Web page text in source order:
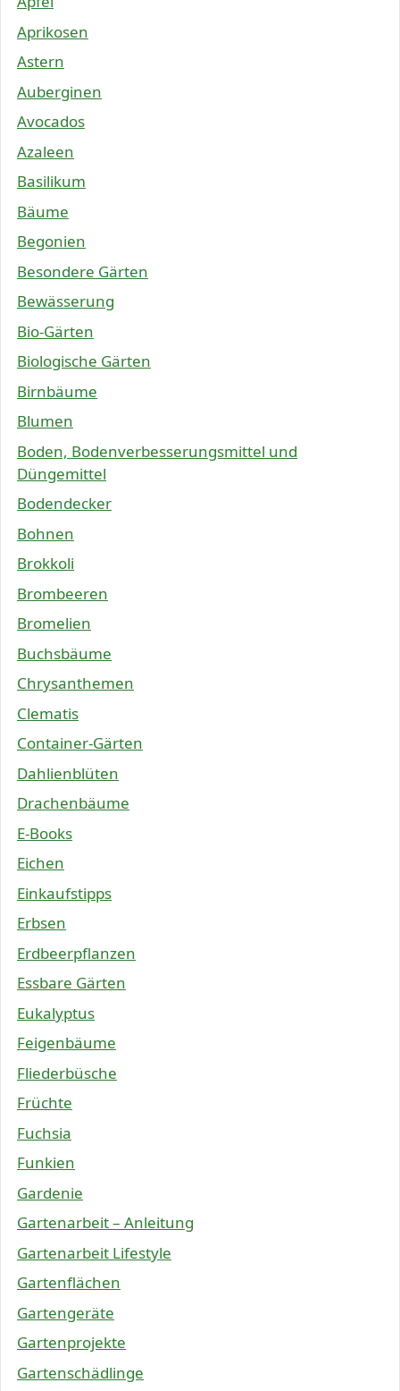
Aprikosen
Astern
Auberginen
Avocados
Azaleen
Basilikum
Bäume
Begonien
Besondere Gärten
Bewässerung
Bio-Gärten
Biologische Gärten
Birnbäume
Blumen
Boden, Bodenverbesserungsmittel und
Düngemittel
Bodendecker
Bohnen
Brokkoli
Brombeeren
Bromelien
Buchsbäume
Chrysanthemen
Clematis
Container-Gärten
Dahlienblüten
Drachenbäume
E-Books
Eichen
Einkaufstipps
Erbsen
Erdbeerpflanzen
Essbare Gärten
Eukalyptus
Feigenbäume
Fliederbüsche
Früchte
Fuchsia
Funkien
Gardenie
Gartenarbeit – Anleitung
Gartenarbeit Lifestyle
Gartenflächen
Gartengeräte
Gartenprojekte
Gartenschädlinge